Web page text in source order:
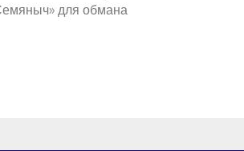
для обмана